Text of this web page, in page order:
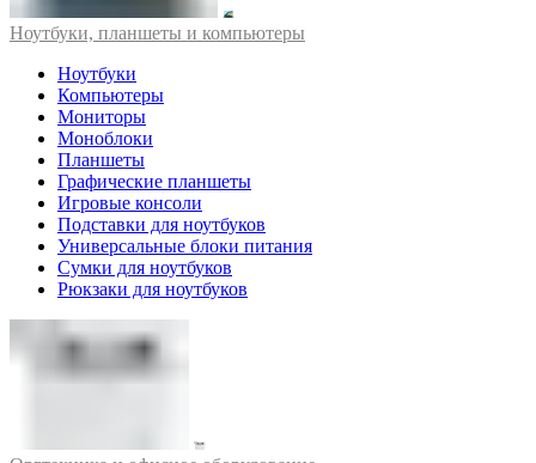
Ноутбуки, планшеты и компьютеры
Ноутбуки
Компьютеры
Мониторы
Моноблоки
Планшеты
Графические планшеты
Игровые консоли
Подставки для ноутбуков
Универсальные блоки питания
Сумки для ноутбуков
Рюкзаки для ноутбуков